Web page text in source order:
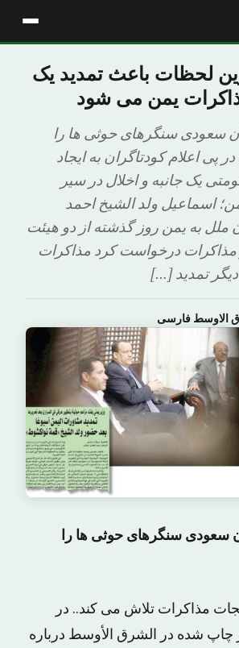
لحظات باعث تمدید یک
یمن می شود
سعودی سنگرهای حوثی ها را
پی اعلام کودتاگران به ایجاد
یک جانبه و اخلال در سیر
اسماعیل ولد الشیخ احمد
ملل به یمن روز گذشته از دو هیئت
درخواست کرد مذاکرات
تمدید […]
الاوسط فارسی
سعودی سنگرهای حوثی ها را
مذاکرات تلاش می کند.. در
چاپ شده در الشرق الأوسط درباره